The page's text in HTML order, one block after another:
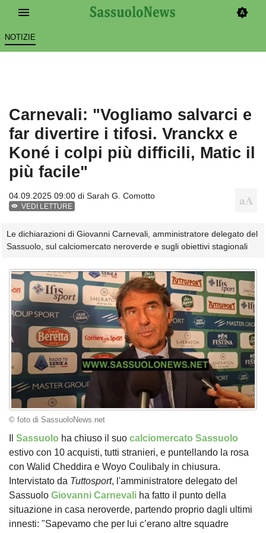
NOTIZIE
Carnevali: "Vogliamo salvarci e
far divertire i tifosi. Vranckx e
Koné i colpi più difficili, Matic il
più facile"
04.09.2025 09:00 di Sarah G. Comotto
VEDI LETTURE
Le dichiarazioni di Giovanni Carnevali, amministratore delegato del
Sassuolo, sul calciomercato neroverde e sugli obiettivi stagionali
© foto di SassuoloNews.net
Sassuolo ha chiuso il suo calciomercato Sassuolo
estivo con 10 acquisti, tutti stranieri, e puntellando la rosa
con Walid Cheddira e Woyo Coulibaly in chiusura.
Intervistato da Tuttosport, l'amministratore delegato del
Sassuolo Giovanni Carnevali ha fatto il punto della
situazione in casa neroverde, partendo proprio dagli ultimi
innesti: "Sapevamo che per lui c’erano altre squadre